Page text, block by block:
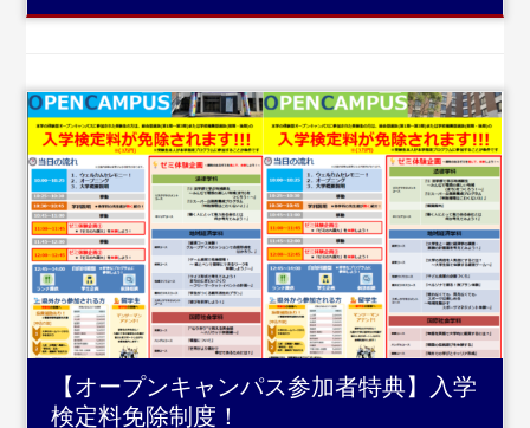
...続きを読む
【オープンキャンパス参加者特典】入学
検定料免除制度！